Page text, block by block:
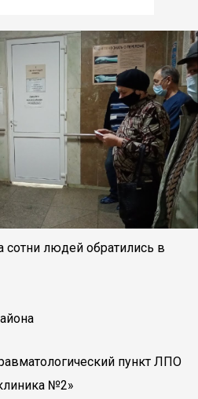
сотни людей обратились в
пункт ЛПО
№2»